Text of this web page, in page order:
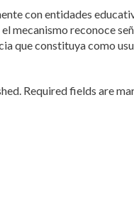
con entidades
mecanismo reconoce
que constituya como
Required fields are